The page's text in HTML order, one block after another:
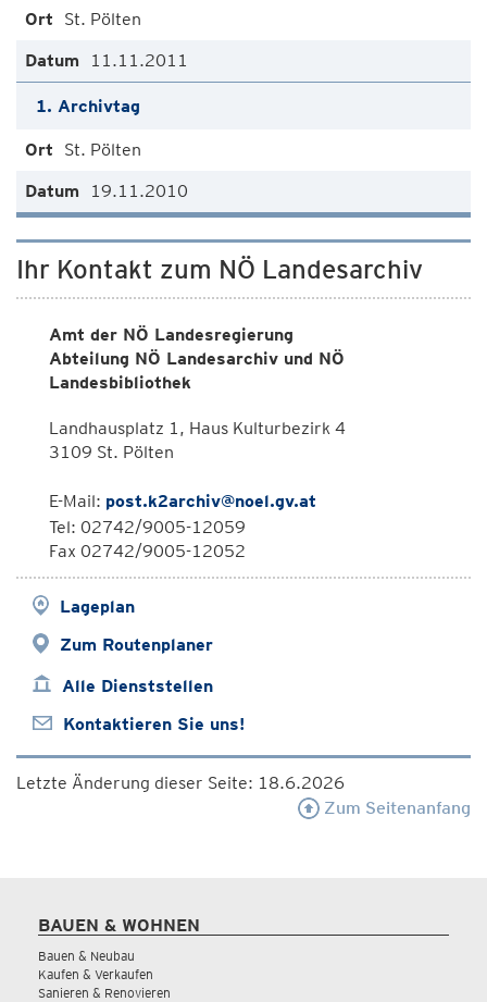
St. Pölten
11.11.2011
1. Archivtag
St. Pölten
19.11.2010
Ihr Kontakt zum NÖ Landesarchiv
Amt der NÖ Landesregierung
Abteilung NÖ Landesarchiv und NÖ
Landesbibliothek
Landhausplatz 1, Haus Kulturbezirk 4
3109 St. Pölten
E-Mail: post.k2archiv@noel.gv.at
Tel: 02742/9005-12059
Fax 02742/9005-12052
Lageplan
Zum Routenplaner
Alle Dienststellen
Kontaktieren Sie uns!
Letzte Änderung dieser Seite: 18.6.2026
Zum Seitenanfang
BAUEN & WOHNEN
Bauen & Neubau
Kaufen & Verkaufen
Sanieren & Renovieren